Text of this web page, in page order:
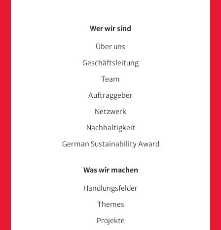
Wer wir sind
Über uns
Geschäftsleitung
Team
Auftraggeber
Netzwerk
Nachhaltigkeit
German Sustainability Award
Was wir machen
Handlungsfelder
Themes
Projekte